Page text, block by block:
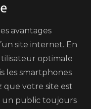
avantages
site internet. En
optimale
les smartphones
que votre site est
un public toujours